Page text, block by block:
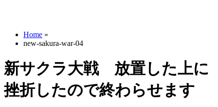
Home »
new-sakura-war-04
新サクラ大戦 放置した上に
挫折したので終わらせます